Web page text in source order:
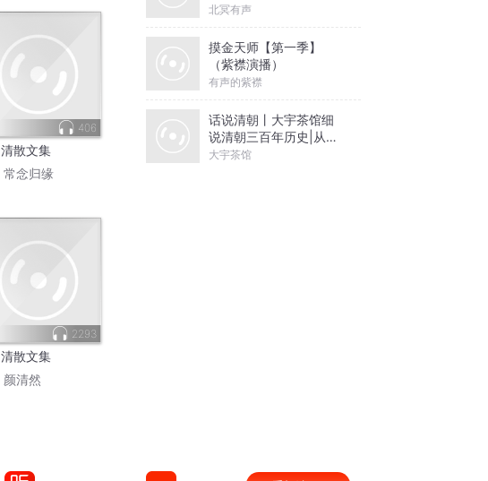
406
散文集
常念归缘
2293
散文集
颜清然
北冥有声
摸金天师【第一季】
（紫襟演播）
有声的紫襟
话说清朝丨大宇茶馆细
说清朝三百年历史|从努
尔哈赤到末代皇帝溥仪|
大宇茶馆